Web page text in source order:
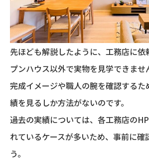
先ほども解説したように、工務店に依
プンハウス以外で実物を見学できませ
完成イメージや職人の腕を確認するた
績を見るしか方法がないのです。
過去の実績については、各工務店の
れているケースが多いため、事前に確
う。